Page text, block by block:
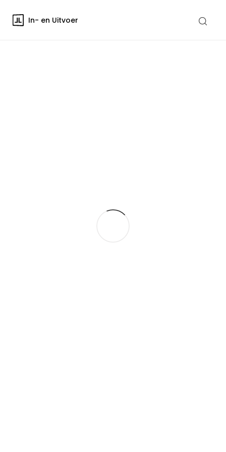
In- en Uitvoer